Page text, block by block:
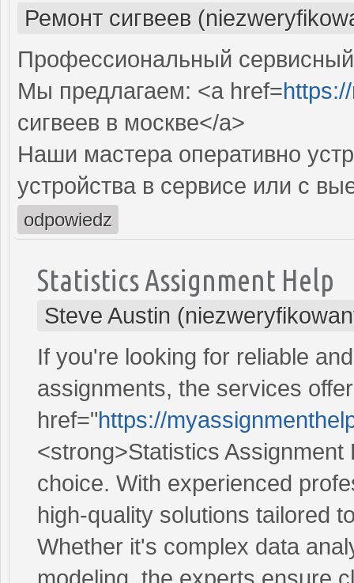
Ремонт сигвеев
Профессиональный
Мы предлагаем: <a href=
сигвеев в москве</a>
Наши мастера оперативно
устройства в сервисе или с
odpowiedz
Statistics Assignment Help
Steve Austin
If you're looking for reliable
assignments, the services
href="https://
<strong>Statistics
choice. With experienced
high-quality solutions tailored
Whether it's complex data
modeling, the experts ensure